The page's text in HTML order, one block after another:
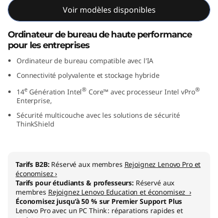
n
e
Voir modèles disponibles
Ordinateur de bureau de haute performance
pour les entreprises
Ordinateur de bureau compatible avec l'IA
Connectivité polyvalente et stockage hybride
14e Génération Intel® Core™ avec processeur Intel vPro®
Enterprise,
Sécurité multicouche avec les solutions de sécurité
ThinkShield
Tarifs B2B: Réservé aux membres Rejoignez Lenovo Pro et
économisez ›
Tarifs pour étudiants & professeurs: Réservé aux
membres Rejoignez Lenovo Education et économisez ›
Économisez jusqu’à 50 % sur Premier Support Plus
Lenovo Pro avec un PC Think : réparations rapides et